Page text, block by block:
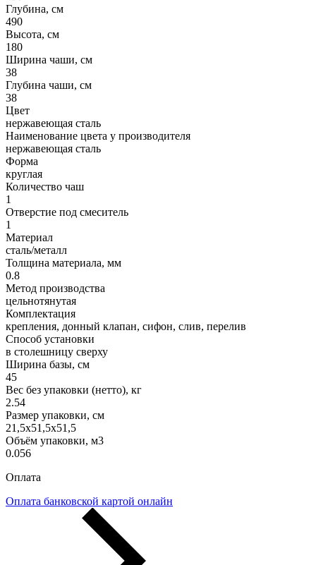
Глубина, см
490
Высота, см
180
Ширина чаши, см
38
Глубина чаши, см
38
Цвет
нержавеющая сталь
Наименование цвета у производителя
нержавеющая сталь
Форма
круглая
Количество чаш
1
Отверстие под смеситель
1
Материал
сталь/металл
Толщина материала, мм
0.8
Метод производства
цельнотянутая
Комплектация
крепления, донный клапан, сифон, слив, перелив
Способ установки
в столешницу сверху
Ширина базы, см
45
Вес без упаковки (нетто), кг
2.54
Размер упаковки, см
21,5x51,5x51,5
Объём упаковки, м3
0.056
Оплата
Оплата банковской картой онлайн